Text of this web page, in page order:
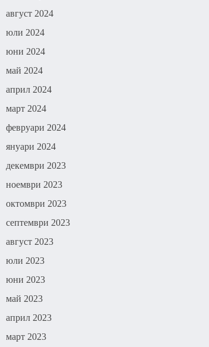
август 2024
юли 2024
юни 2024
май 2024
април 2024
март 2024
февруари 2024
януари 2024
декември 2023
ноември 2023
октомври 2023
септември 2023
август 2023
юли 2023
юни 2023
май 2023
април 2023
март 2023